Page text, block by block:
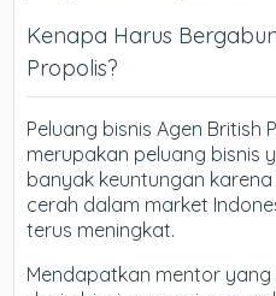
Kenapa Harus
Propolis?
Peluang bisnis Agen British
merupakan peluang bisnis
banyak keuntungan
cerah dalam market
terus meningkat.
Mendapatkan mentor